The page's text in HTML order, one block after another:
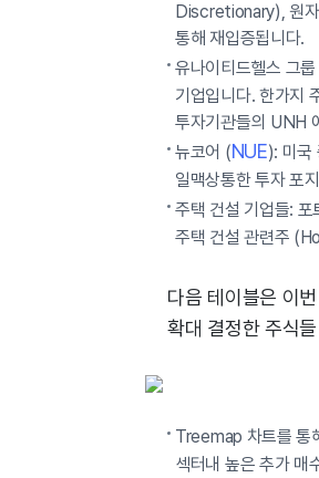
Discretionary), 원자
통해 재입증됩니다.
유나이티드헬스 그
기업입니다. 한가지
투자기관들의 UNH
뉴코어 (NUE): 미국
일맥상통한 투자 포
주택 건설 기업들:
주택 건설 관련주
다음 테이블은 이
확대 결정한 주식
Treemap 차트를 통
섹터내 높은 추가 매